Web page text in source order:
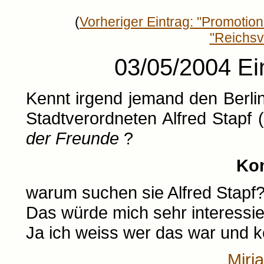
(Vorheriger Eintrag:
03/05/2004
Kennt irgend jemand den
Stadtverordneten Alfred
der Freunde ?
warum suchen sie Alfred
Das würde mich sehr
Ja ich weiss wer das war und